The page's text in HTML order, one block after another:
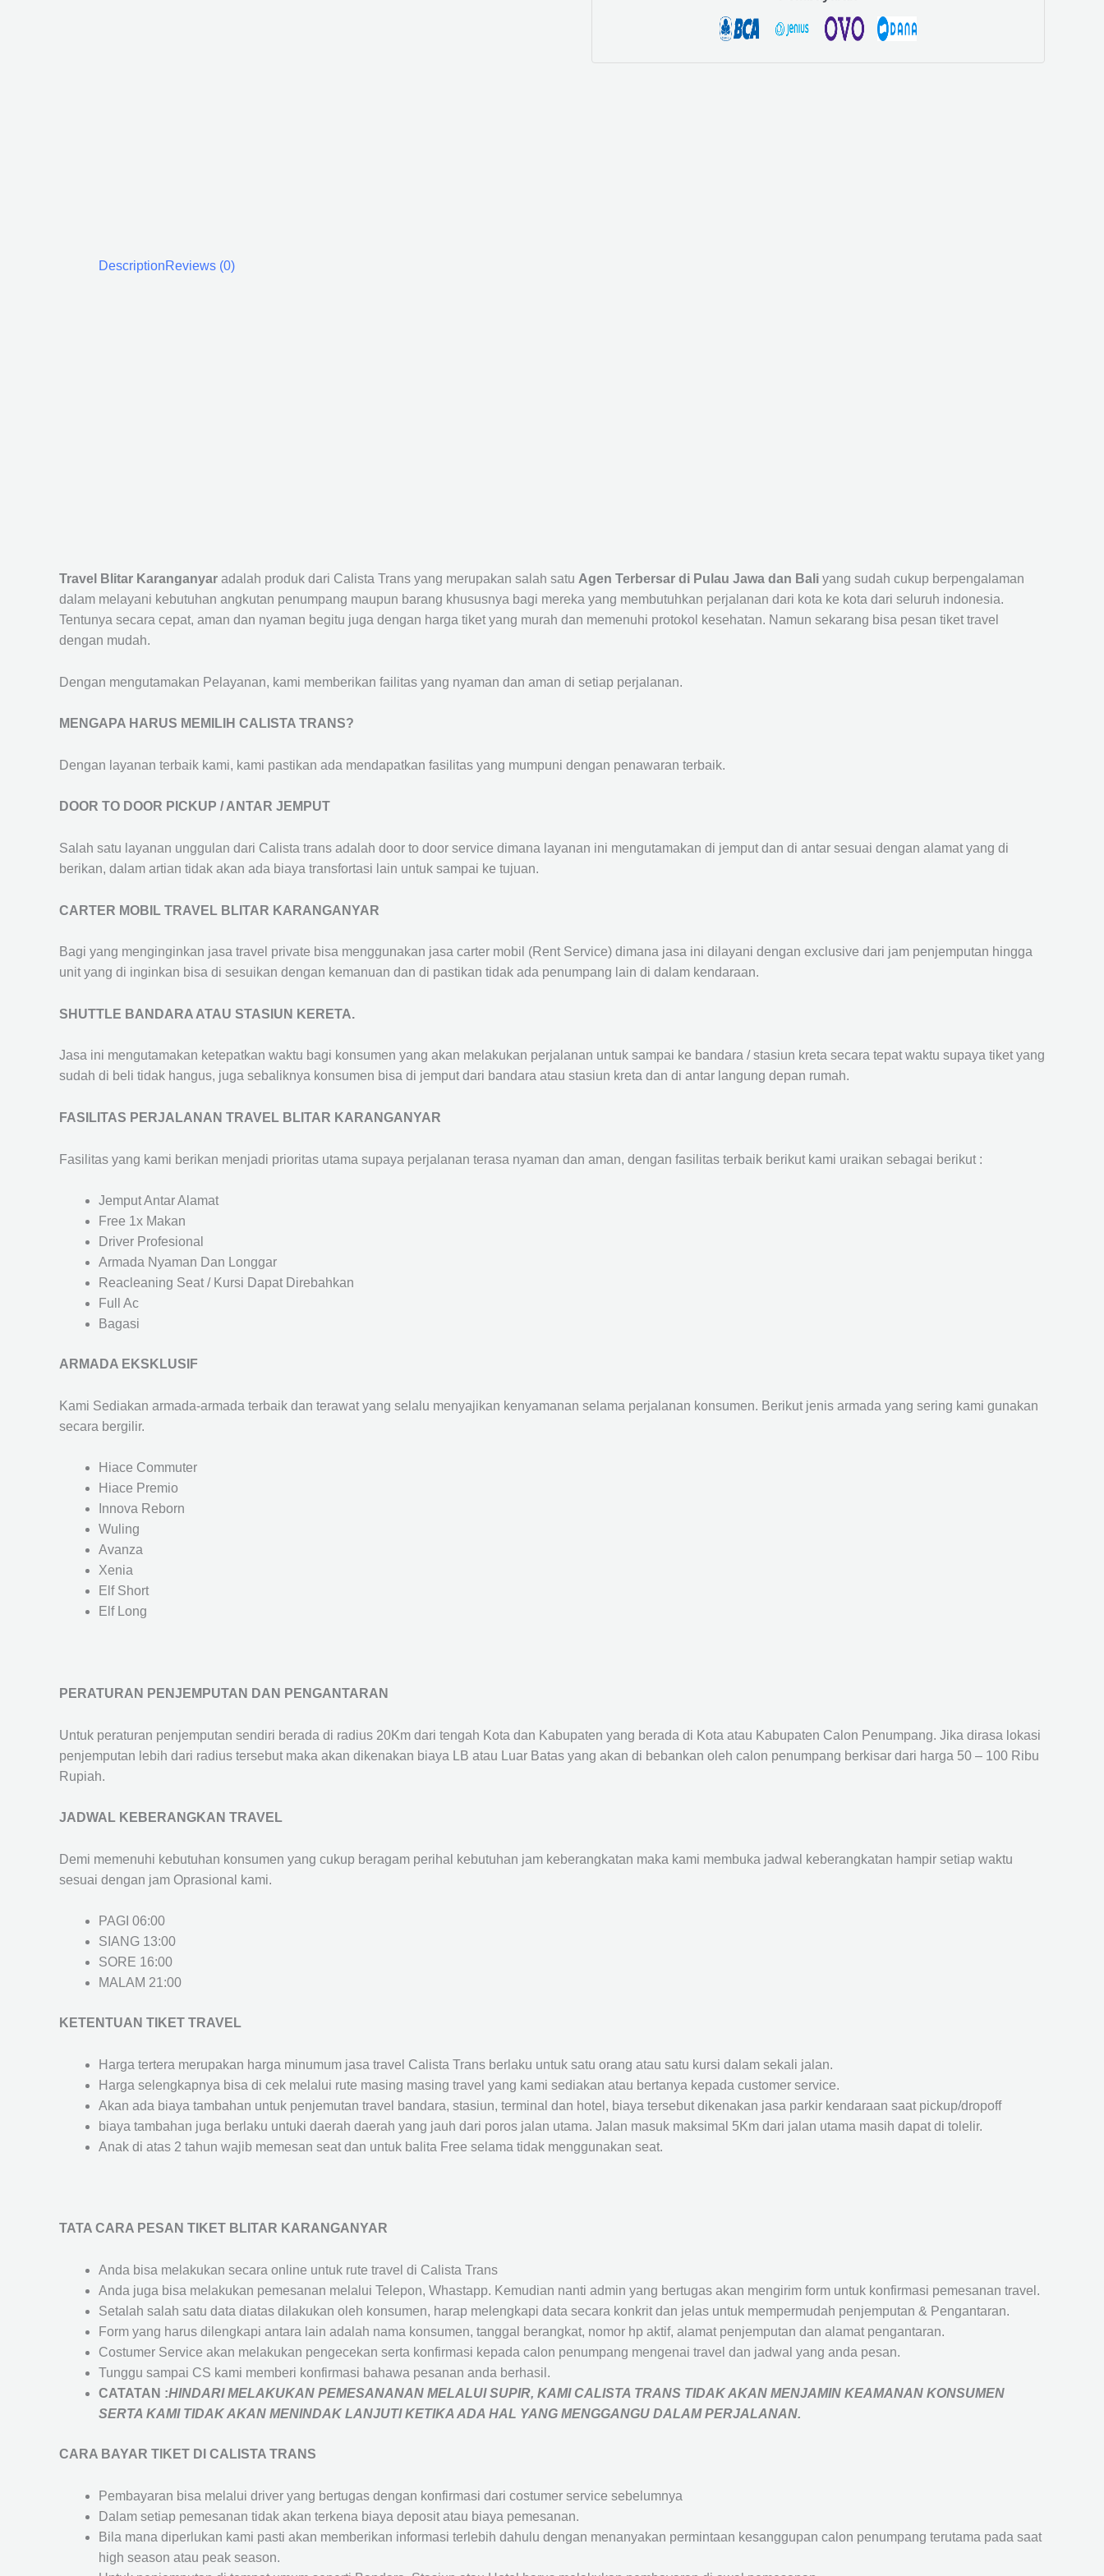
DescriptionReviews (0)
Travel Blitar Karanganyar adalah produk dari Calista Trans yang merupakan salah satu Agen Terbersar di Pulau Jawa dan Bali yang sudah cukup berpengalaman
dalam melayani kebutuhan angkutan penumpang maupun barang khususnya bagi mereka yang membutuhkan perjalanan dari kota ke kota dari seluruh indonesia.
Tentunya secara cepat, aman dan nyaman begitu juga dengan harga tiket yang murah dan memenuhi protokol kesehatan. Namun sekarang bisa pesan tiket travel
dengan mudah.
Dengan mengutamakan Pelayanan, kami memberikan failitas yang nyaman dan aman di setiap perjalanan.
MENGAPA HARUS MEMILIH CALISTA TRANS?
Dengan layanan terbaik kami, kami pastikan ada mendapatkan fasilitas yang mumpuni dengan penawaran terbaik.
DOOR TO DOOR PICKUP / ANTAR JEMPUT
Salah satu layanan unggulan dari Calista trans adalah door to door service dimana layanan ini mengutamakan di jemput dan di antar sesuai dengan alamat yang di
berikan, dalam artian tidak akan ada biaya transfortasi lain untuk sampai ke tujuan.
CARTER MOBIL TRAVEL BLITAR KARANGANYAR
Bagi yang menginginkan jasa travel private bisa menggunakan jasa carter mobil (Rent Service) dimana jasa ini dilayani dengan exclusive dari jam penjemputan hingga
unit yang di inginkan bisa di sesuikan dengan kemanuan dan di pastikan tidak ada penumpang lain di dalam kendaraan.
SHUTTLE BANDARA ATAU STASIUN KERETA.
Jasa ini mengutamakan ketepatkan waktu bagi konsumen yang akan melakukan perjalanan untuk sampai ke bandara / stasiun kreta secara tepat waktu supaya tiket yang
sudah di beli tidak hangus, juga sebaliknya konsumen bisa di jemput dari bandara atau stasiun kreta dan di antar langung depan rumah.
FASILITAS PERJALANAN TRAVEL BLITAR KARANGANYAR
Fasilitas yang kami berikan menjadi prioritas utama supaya perjalanan terasa nyaman dan aman, dengan fasilitas terbaik berikut kami uraikan sebagai berikut :
Jemput Antar Alamat
Free 1x Makan
Driver Profesional
Armada Nyaman Dan Longgar
Reacleaning Seat / Kursi Dapat Direbahkan
Full Ac
Bagasi
ARMADA EKSKLUSIF
Kami Sediakan armada-armada terbaik dan terawat yang selalu menyajikan kenyamanan selama perjalanan konsumen. Berikut jenis armada yang sering kami gunakan
secara bergilir.
Hiace Commuter
Hiace Premio
Innova Reborn
Wuling
Avanza
Xenia
Elf Short
Elf Long
PERATURAN PENJEMPUTAN DAN PENGANTARAN
Untuk peraturan penjemputan sendiri berada di radius 20Km dari tengah Kota dan Kabupaten yang berada di Kota atau Kabupaten Calon Penumpang. Jika dirasa lokasi
penjemputan lebih dari radius tersebut maka akan dikenakan biaya LB atau Luar Batas yang akan di bebankan oleh calon penumpang berkisar dari harga 50 – 100 Ribu
Rupiah.
JADWAL KEBERANGKAN TRAVEL
Demi memenuhi kebutuhan konsumen yang cukup beragam perihal kebutuhan jam keberangkatan maka kami membuka jadwal keberangkatan hampir setiap waktu
sesuai dengan jam Oprasional kami.
PAGI 06:00
SIANG 13:00
SORE 16:00
MALAM 21:00
KETENTUAN TIKET TRAVEL
Harga tertera merupakan harga minumum jasa travel Calista Trans berlaku untuk satu orang atau satu kursi dalam sekali jalan.
Harga selengkapnya bisa di cek melalui rute masing masing travel yang kami sediakan atau bertanya kepada customer service.
Akan ada biaya tambahan untuk penjemutan travel bandara, stasiun, terminal dan hotel, biaya tersebut dikenakan jasa parkir kendaraan saat pickup/dropoff
biaya tambahan juga berlaku untuki daerah daerah yang jauh dari poros jalan utama. Jalan masuk maksimal 5Km dari jalan utama masih dapat di tolelir.
Anak di atas 2 tahun wajib memesan seat dan untuk balita Free selama tidak menggunakan seat.
TATA CARA PESAN TIKET BLITAR KARANGANYAR
Anda bisa melakukan secara online untuk rute travel di Calista Trans
Anda juga bisa melakukan pemesanan melalui Telepon, Whastapp. Kemudian nanti admin yang bertugas akan mengirim form untuk konfirmasi pemesanan travel.
Setalah salah satu data diatas dilakukan oleh konsumen, harap melengkapi data secara konkrit dan jelas untuk mempermudah penjemputan & Pengantaran.
Form yang harus dilengkapi antara lain adalah nama konsumen, tanggal berangkat, nomor hp aktif, alamat penjemputan dan alamat pengantaran.
Costumer Service akan melakukan pengecekan serta konfirmasi kepada calon penumpang mengenai travel dan jadwal yang anda pesan.
Tunggu sampai CS kami memberi konfirmasi bahawa pesanan anda berhasil.
CATATAN :HINDARI MELAKUKAN PEMESANANAN MELALUI SUPIR, KAMI CALISTA TRANS TIDAK AKAN MENJAMIN KEAMANAN KONSUMEN
SERTA KAMI TIDAK AKAN MENINDAK LANJUTI KETIKA ADA HAL YANG MENGGANGU DALAM PERJALANAN.
CARA BAYAR TIKET DI CALISTA TRANS
Pembayaran bisa melalui driver yang bertugas dengan konfirmasi dari costumer service sebelumnya
Dalam setiap pemesanan tidak akan terkena biaya deposit atau biaya pemesanan.
Bila mana diperlukan kami pasti akan memberikan informasi terlebih dahulu dengan menanyakan permintaan kesanggupan calon penumpang terutama pada saat
high season atau peak season.